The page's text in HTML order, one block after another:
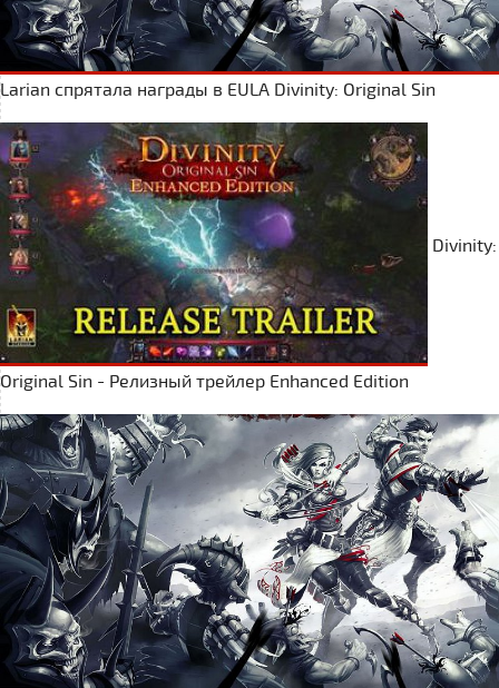
Larian спрятала награды в EULA Divinity: Original Sin
Divinity:
Original Sin - Релизный трейлер Enhanced Edition